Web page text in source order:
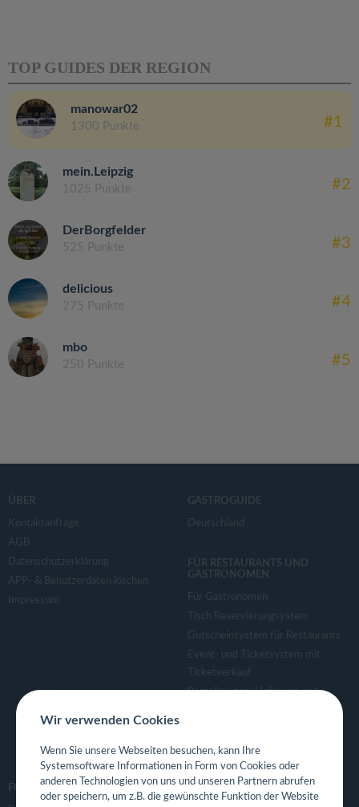
TOP GUIDES DER REGION
manowar02
1300 Punkte #1
mein.Leipzig
1025 Punkte #2
DerBorgfelder
525 Punkte #3
delicious
275 Punkte #4
mbo
250 Punkte #5
ÜBER
Kontaktanfrage
AGB
Datenschutzerklärung
APP- & Benutzerdaten löschen
Impressum
GASTROGUIDE
Deutschland
FÜR RESTAURANTS UND
GASTRONOMEN
Für Gastronomen
Tisch Reservierungsystem
Gutscheinsystem für Restaurants
Event- und Ticketsystem mit
Ticketverkauf
Bestellsystem Lieferung und
Eigene App für Restaurant
FOLGE UNS
Wir verwenden Cookies
Wenn Sie unsere Webseiten besuchen, kann Ihre
Systemsoftware Informationen in Form von Cookies oder
anderen Technologien von uns und unseren Partnern abrufen
oder speichern, um z.B. die gewünschte Funktion der Website